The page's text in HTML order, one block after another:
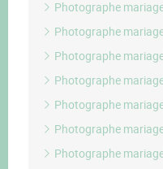
Photographe
Photographe
Photographe
Photographe
Photographe
Photographe
Photographe